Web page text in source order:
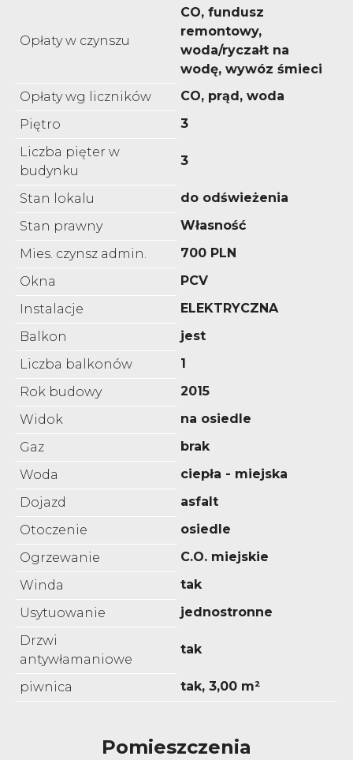
Opłaty w czynszu
CO, fundusz
remontowy,
woda/ryczałt na
wodę, wywóz śmieci
Opłaty wg liczników
CO, prąd, woda
Piętro
3
Liczba pięter w
budynku
3
Stan lokalu
do odświeżenia
Stan prawny
Własność
Mies. czynsz admin.
700 PLN
Okna
PCV
Instalacje
ELEKTRYCZNA
Balkon
jest
Liczba balkonów
1
Rok budowy
2015
Widok
na osiedle
Gaz
brak
Woda
ciepła - miejska
Dojazd
asfalt
Otoczenie
osiedle
Ogrzewanie
C.O. miejskie
Winda
tak
Usytuowanie
jednostronne
Drzwi
antywłamaniowe
tak
piwnica tak, 3,00 m²
Pomieszczenia